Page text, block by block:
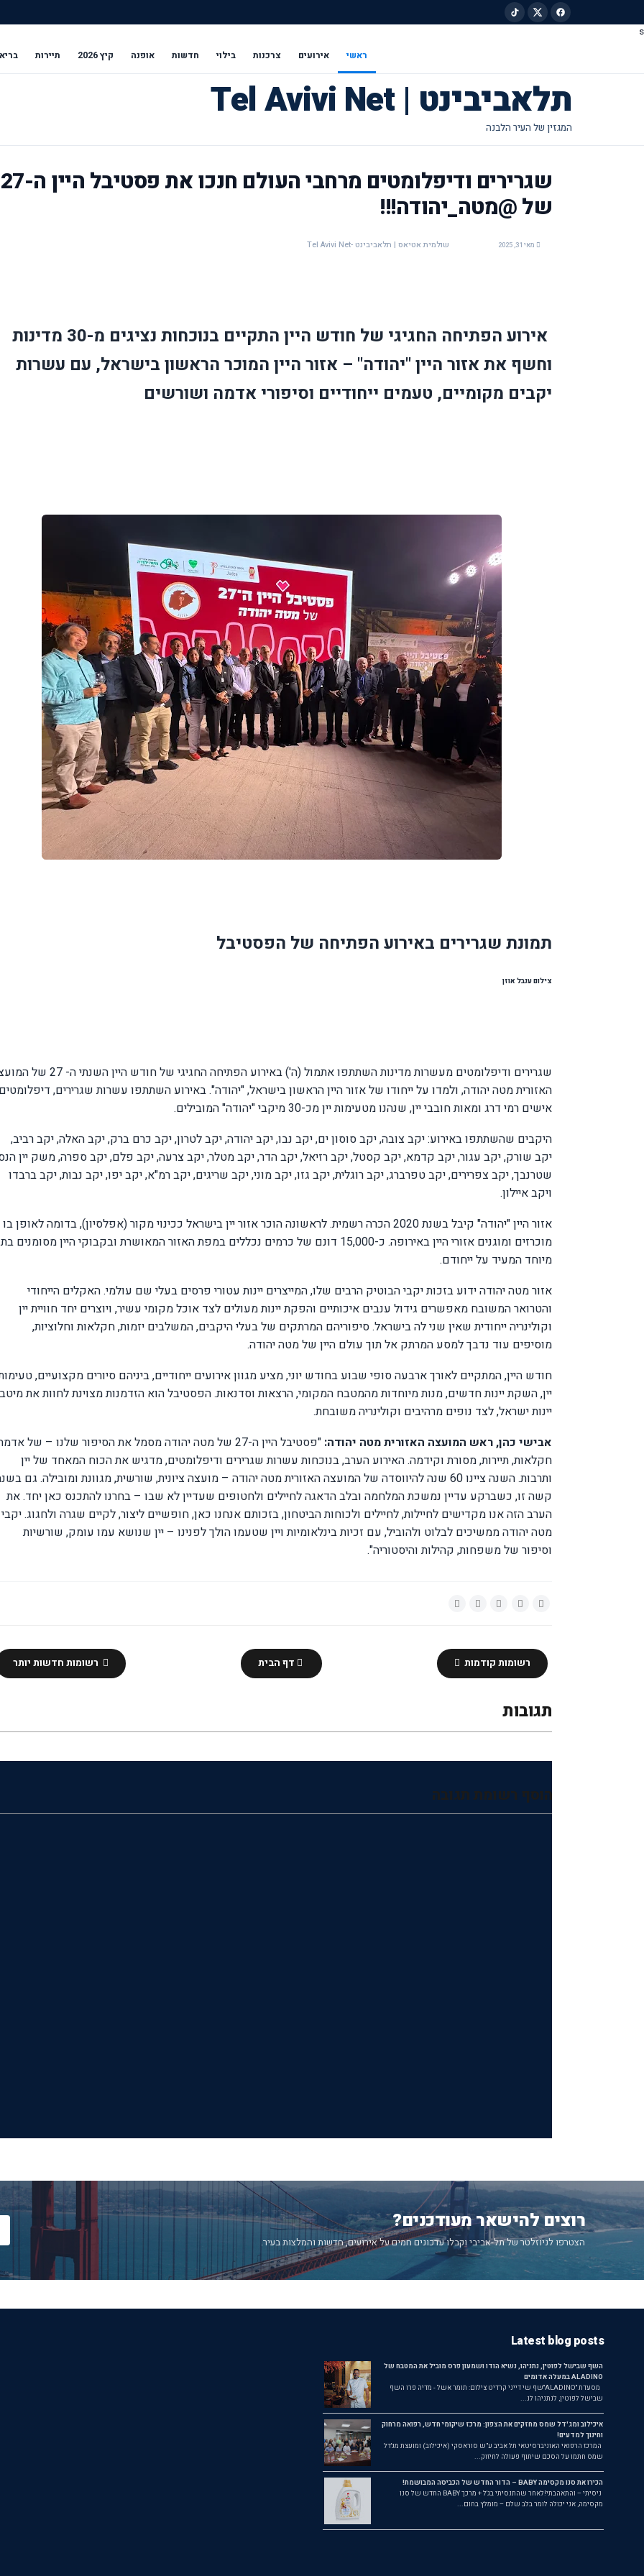
s
ראשי אירועים צרכנות בילוי חדשות אופנה קיץ 2026 תיירות
תלאביבינט | Tel Avivi Net
שגרירים ודיפלומטים מרחבי העולם חנכו את פסטיבל היין ה-27
של @מטה_יהודה!!!
מאי 31, 2025 שולמית אטיאס | תלאביבינט -Tel Avivi Net
אירוע הפתיחה החגיגי של חודש היין התקיים בנוכחות נציגים מ-30 מדינות
וחשף את אזור היין "יהודה" – אזור היין המוכר הראשון בישראל, עם עשרות
יקבים מקומיים, טעמים ייחודיים וסיפורי אדמה ושורשים
תמונת שגרירים באירוע הפתיחה של הפסטיבל
צילום ענבל אוזן
שגרירים ודיפלומטים מעשרות מדינות השתתפו אתמול (ה') באירוע הפתיחה החגיגי של חודש
האזורית מטה יהודה, ולמדו על ייחודו של אזור היין הראשון בישראל, "יהודה". באירוע השתתפו עשרות שגרירים,
אישים רמי דרג ומאות חובבי יין, שנהנו מטעימות יין מכ-30 מיקבי "יהודה" המובילים.
היקבים שהשתתפו באירוע: יקב צובה, יקב סוסון ים, יקב נבו, יקב יהודה, יקב לטרון, יקב כרם ברק, יקב האלה, יקב רביב,
יקב שורק, יקב עגור, יקב קדמא, יקב קסטל, יקב רזיאל, יקב הדר, יקב מטלר, יקב צרעה, יקב פלם, יקב ספרה, משק יין
שטרנבך, יקב צפרירים, יקב טפרברג, יקב רוגלית, יקב גזו, יקב מוני, יקב שריגים, יקב רמ"א, יקב יפו, יקב נבות, יקב ברבדו
ויקב איילון.
אזור היין "יהודה" קיבל בשנת 2020 הכרה רשמית. לראשונה הוכר אזור יין בישראל ככינוי מקור (אפלסיון), בדומה לאופן בו
מוכרזים ומוגנים אזורי היין באירופה. כ-15,000 דונם של כרמים נכללים במפת האזור המאושרת ובקבוקי היין מסומנים
מיוחד המעיד על ייחודם.
אזור מטה יהודה ידוע בזכות יקבי הבוטיק הרבים שלו, המייצרים יינות עטורי פרסים בעלי שם עולמי. האקלים הייחודי
והטרואר המשובח מאפשרים גידול ענבים איכותיים והפקת יינות מעולים לצד אוכל מקומי עשיר, ויוצרים יחד חוויית יין
וקולינריה ייחודית שאין שני לה בישראל. סיפוריהם המרתקים של בעלי היקבים, המשלבים יזמות, חקלאות וחלוציות,
מוסיפים עוד נדבך למסע המרתק אל תוך עולם היין של מטה יהודה.
חודש היין, המתקיים לאורך ארבעה סופי שבוע בחודש יוני, מציע מגוון אירועים ייחודיים, ביניהם סיורים מקצועיים,
יין, השקת יינות חדשים, מנות מיוחדות מהמטבח המקומי, הרצאות וסדנאות. הפסטיבל הוא הזדמנות מצוינת לחוות את מיטב
יינות ישראל, לצד נופים מרהיבים וקולינריה משובחת.
אבישי כהן, ראש המועצה האזורית מטה יהודה: "
פסטיבל היין ה-27 של מטה יהודה מסמל את הסיפור שלנו – של
חקלאות, תיירות, מסורת וקידמה. האירוע הערב, בנוכחות עשרות שגרירים ודיפלומטים, מדגיש את הכוח המאחד של יין
ותרבות. השנה ציינו 60 שנה להיווסדה של המועצה האזורית מטה יהודה – מועצה ציונית, שורשית, מגוונת ומובילה. גם
קשה זו, כשברקע עדיין נמשכת המלחמה ובלב הדאגה לחיילים ולחטופים שעדיין לא שבו – בחרנו להתכנס כאן יחד. את
הערב הזה אנו מקדישים לחיילות, לחיילים ולכוחות הביטחון, בזכותם אנחנו כאן, חופשיים ליצור, לקיים שגרה ולחגוג. יקבי
מטה יהודה ממשיכים לבלוט ולהוביל, עם זכיות בינלאומיות ויין שטעמו הולך לפנינו – יין שנושא עמו עומק, שורשיות
וסיפור של משפחות, קהילות והיסטוריה."
רשומות חדשות יותר רשומות קודמות דף הבית
תגובות
הוסף רשומת תגובה
רוצים להישאר מעודכנים?
הצטרפו לניוזלטר של תל-אביבי וקבלו עדכונים חמים על אירועים, חדשות והמלצות בעיר.
Latest blog posts
השף שבישל לפוטין, נתניהו, נשיא הודו ושמעון פרס מוביל את המטבח של
ALADINO במעלה אדומים
מסעדת ״ALADINO״שף שי דייני קרדיט צילום: תומר אשל - מדיה פרו השף
שבישל לפוטין, לנתניהו לנ...
איכילוב ומג'דל שמס מחזקים את הצפון: מרכז שיקומי חדש, רפואה מרחוק
וחינוך למדעים!
המרכז הרפואי האוניברסיטאי תל אביב ע"ש סוראסקי (איכילוב) ומועצת מג'דל
שמס חתמו על הסכם שיתוף פעולה לחיזוק...
הכירו את סנו מקסימה BABY – הדור החדש של הכביסה המבושמת!
ניסיתי – והתאהבתי!לאחר שהתנסיתי בג'ל + מרכך BABY החדש של סנו
מקסימה, אני יכולה לומר בלב שלם – מומלץ בחום...